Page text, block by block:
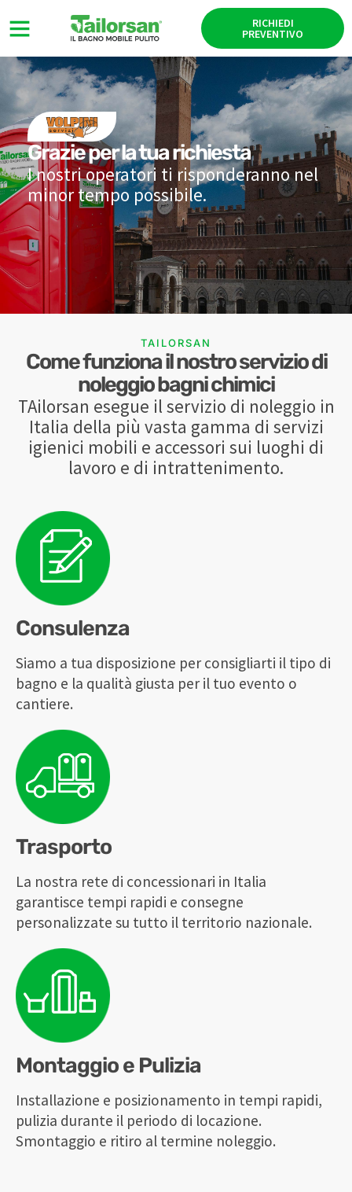
RICHIEDI
PREVENTIVO
Grazie per la tua richiesta
I nostri operatori ti risponderanno nel
minor tempo possibile.
TAILORSAN
Come funziona il nostro servizio di
noleggio bagni chimici
TAilorsan esegue il servizio di noleggio in
Italia della più vasta gamma di servizi
igienici mobili e accessori sui luoghi di
lavoro e di intrattenimento.
Consulenza
Siamo a tua disposizione per consigliarti il tipo di
bagno e la qualità giusta per il tuo evento o
cantiere.
Trasporto
La nostra rete di concessionari in Italia
garantisce tempi rapidi e consegne
personalizzate su tutto il territorio nazionale.
Montaggio e Pulizia
Installazione e posizionamento in tempi rapidi,
pulizia durante il periodo di locazione.
Smontaggio e ritiro al termine noleggio.